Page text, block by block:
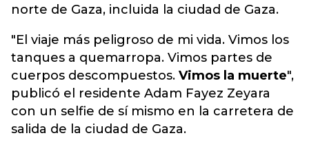
norte de Gaza, incluida la ciudad de Gaza.
"El viaje más peligroso de mi vida. Vimos los
tanques a quemarropa. Vimos partes de
cuerpos descompuestos. Vimos la muerte",
publicó el residente Adam Fayez Zeyara
con un selfie de sí mismo en la carretera de
salida de la ciudad de Gaza.